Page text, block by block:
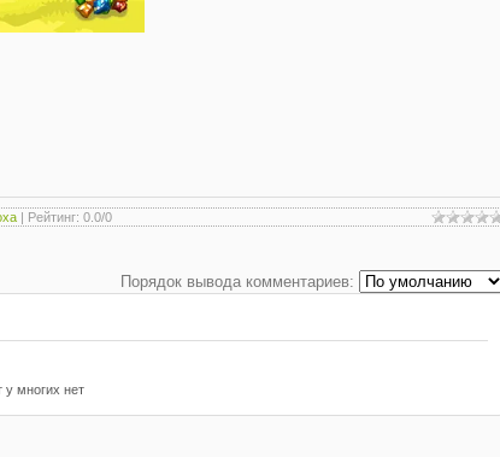
| Рейтинг: 0.0/0
Порядок вывода комментариев:
у многих нет